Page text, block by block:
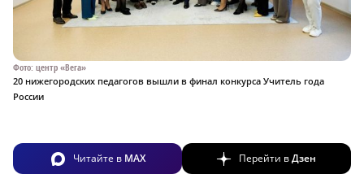
Фото: центр «Вега»
20 нижегородских педагогов вышли в финал конкурса Учитель года
России
Читайте в MAX Перейти вДзен